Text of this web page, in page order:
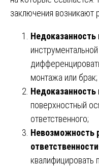
заключения возникают
монтажа или брак;
Недоказанность
поверхностный
ответственного;
Невозможность
ответственности
квалифицировать